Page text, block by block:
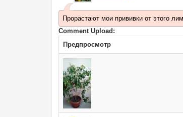
Прорастают мои прививки от этого
Comment Upload:
Предпросмотр